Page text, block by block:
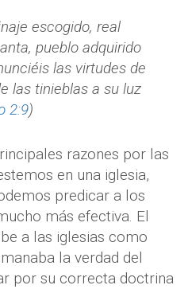
escogido, real
pueblo adquirido
las virtudes de
las tinieblas a su luz
2:9)
razones por las
en una iglesia,
predicar a los
más efectiva. El
a las iglesias como
la verdad del
por su correcta doctrina